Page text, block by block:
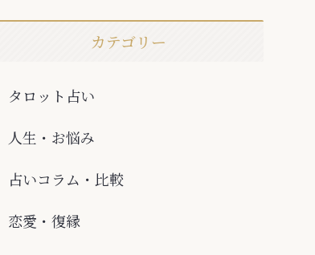
カテゴリー
タロット占い
人生・お悩み
占いコラム・比較
恋愛・復縁